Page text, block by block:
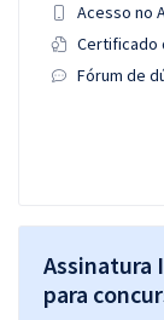
Acesso no
Certificado
Fórum de
Assinatura
para